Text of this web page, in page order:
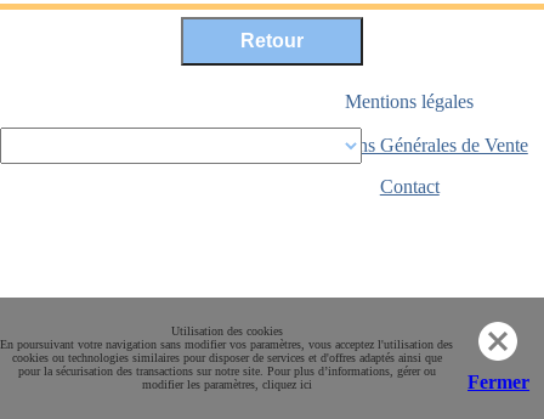
Utilisation des cookies
En poursuivant votre navigation sans modifier vos paramètres, vous acceptez l'utilisation des
cookies ou technologies similaires pour disposer de services et d'offres adaptés ainsi que
pour la sécurisation des transactions sur notre site. Pour plus d’informations, gérer ou
modifier les paramètres, cliquez ici
Fermer
Paiement sécurisé
Mentions légales
Conditions Générales de Vente
Contact